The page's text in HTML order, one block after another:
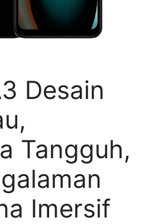
Desain
Tangguh,
Imersif